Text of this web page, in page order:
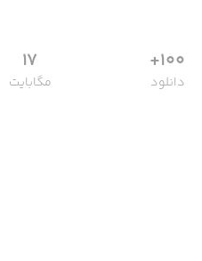
100+
دانلود
17
مگابایت